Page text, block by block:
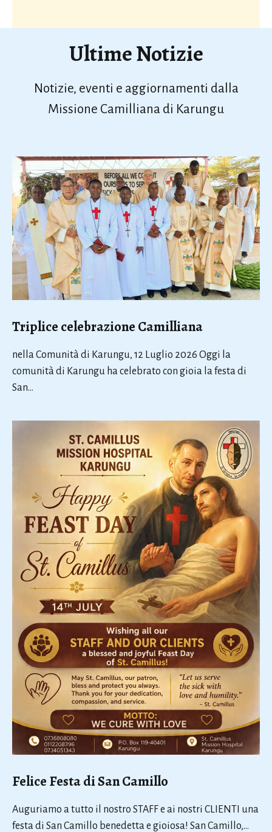
Ultime Notizie
Notizie, eventi e aggiornamenti dalla
Missione Camilliana di Karungu
Triplice celebrazione Camilliana
nella Comunità di Karungu, 12 Luglio 2026 Oggi la
comunità di Karungu ha celebrato con gioia la festa di
San…
Felice Festa di San Camillo
Auguriamo a tutto il nostro STAFF e ai nostri CLIENTI una
festa di San Camillo benedetta e gioiosa! San Camillo,…